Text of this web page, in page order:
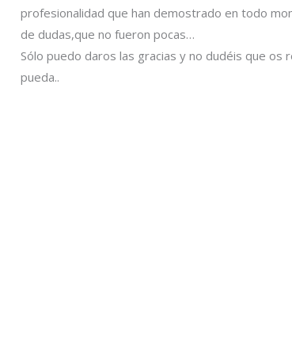
profesionalidad que han demostrado en todo
de dudas,que no fueron pocas…
Sólo puedo daros las gracias y no dudéis que os
pueda..